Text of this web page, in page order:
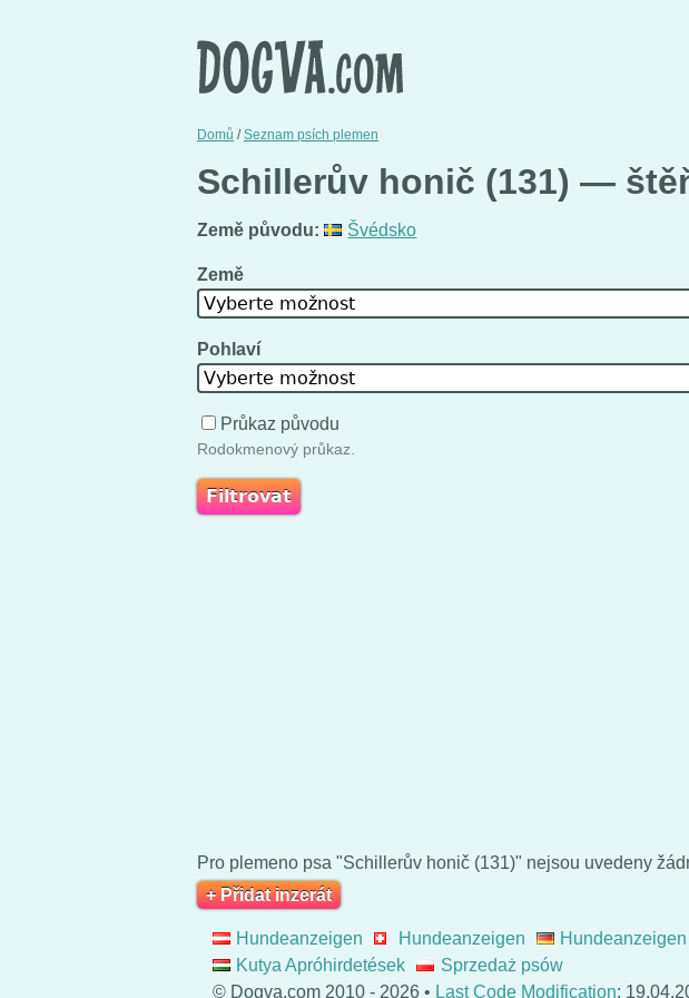
Domů /Seznam psích plemen
Schillerův honič (131) —
Země původu: Švédsko
Země
Vyberte možnost
Pohlaví
Vyberte možnost
Průkaz původu
Rodokmenový průkaz.
Pro plemeno psa "Schillerův honič (131)" nejsou uvedeny
+ Přidat inzerát
Hundeanzeigen Hundeanzeigen Hundeanzeigen
Kutya Apróhirdetések
Sprzedaż psów
© Dogva.com 2010 - 2026 • Last Code Modification: